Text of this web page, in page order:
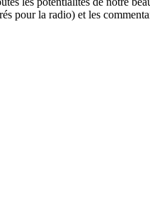
pour la radio) et les